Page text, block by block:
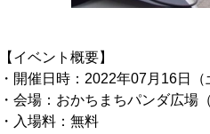
【イベント概要】
・開催日時：2022年07月16日
・会場：おかちまちパンダ広場
・入場料：無料